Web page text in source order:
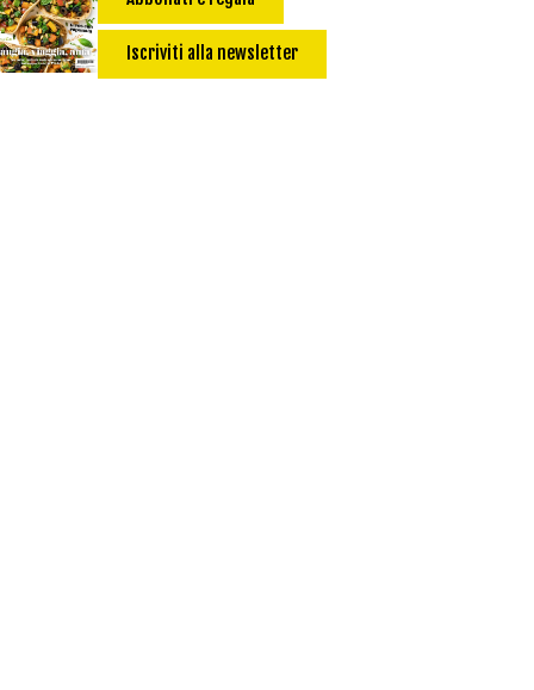
Salsa
Secondo
Calorie max (kcal):Iscriviti alla newsletter